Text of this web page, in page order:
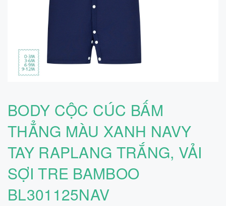
BODY CỘC CÚC BẤM
THẲNG MÀU XANH NAVY
TAY RAPLANG TRẮNG, VẢI
SỢI TRE BAMBOO
BL301125NAV